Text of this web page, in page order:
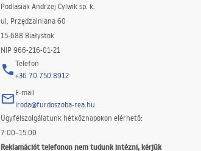
Podlasiak Andrzej Cylwik sp. k.
ul. Przędzalniana 60
15-688 Białystok
NIP 966-216-01-21
Telefon
+36 70 750 8912
E-mail
iroda@furdoszoba-rea.hu
Ügyfélszolgálatunk hétköznapokon elérhető:
7:00–15:00
Reklamációt telefonon nem tudunk intézni, kérjük